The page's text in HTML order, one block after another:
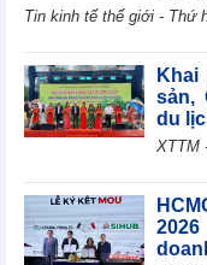
Tin kinh tế thế giới - Thứ
sản,
du
XTTM